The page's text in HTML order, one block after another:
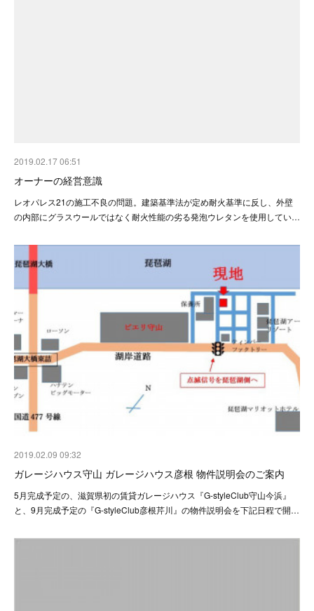
2019.02.17 06:51
オーナーの経営意識
レオパレス21の施工不良の問題。建築基準法が定め耐火基準に反し、外壁
の内部にグラスウールではなく耐火性能の劣る発泡ウレタンを使用してい…
2019.02.09 09:32
ガレージハウス守山 ガレージハウス彦根 物件説明会のご案内
5月完成予定の、滋賀県初の賃貸ガレージハウス『G-styleClub守山今浜』
と、9月完成予定の『G-styleClub彦根芹川』の物件説明会を下記日程で開…